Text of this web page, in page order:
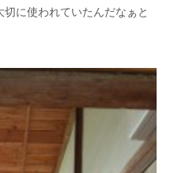
に使われていたんだなぁと